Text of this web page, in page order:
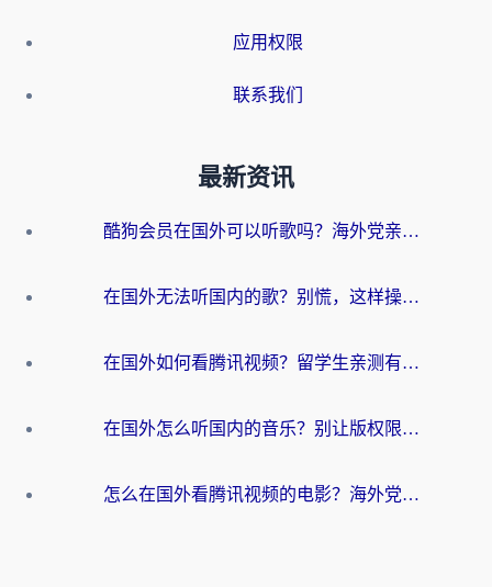
应用权限
联系我们
最新资讯
酷狗会员在国外可以听歌吗？海外党亲测有效：3步解决音乐权限难题
在国外无法听国内的歌？别慌，这样操作就能畅听QQ音乐（附亲测加速器推荐）
在国外如何看腾讯视频？留学生亲测有效的回国加速方案
在国外怎么听国内的音乐？别让版权限制断了你的华语歌单
怎么在国外看腾讯视频的电影？海外党亲测有效的回国加速指南